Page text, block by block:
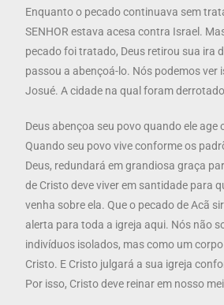
Enquanto o pecado continuava sem
SENHOR estava acesa contra Israel.
pecado foi tratado, Deus retirou sua ira
passou a abençoá-lo. Nós podemos ver
Josué. A cidade na qual foram
Deus abençoa seu povo quando ele age
Quando seu povo vive conforme os
Deus, redundará em grandiosa graça
de Cristo deve viver em santidade para
venha sobre ela. Que o pecado de Acã
alerta para toda a igreja aqui. Nós não
indivíduos isolados, mas como um
Cristo. E Cristo julgará a sua igreja
Por isso, Cristo deve reinar em nosso